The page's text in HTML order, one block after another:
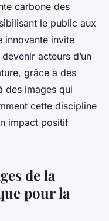
carbone des
le public aux
innovante invite
acteurs d’un
grâce à des
des images qui
cette discipline
impact positif
de la
pour la